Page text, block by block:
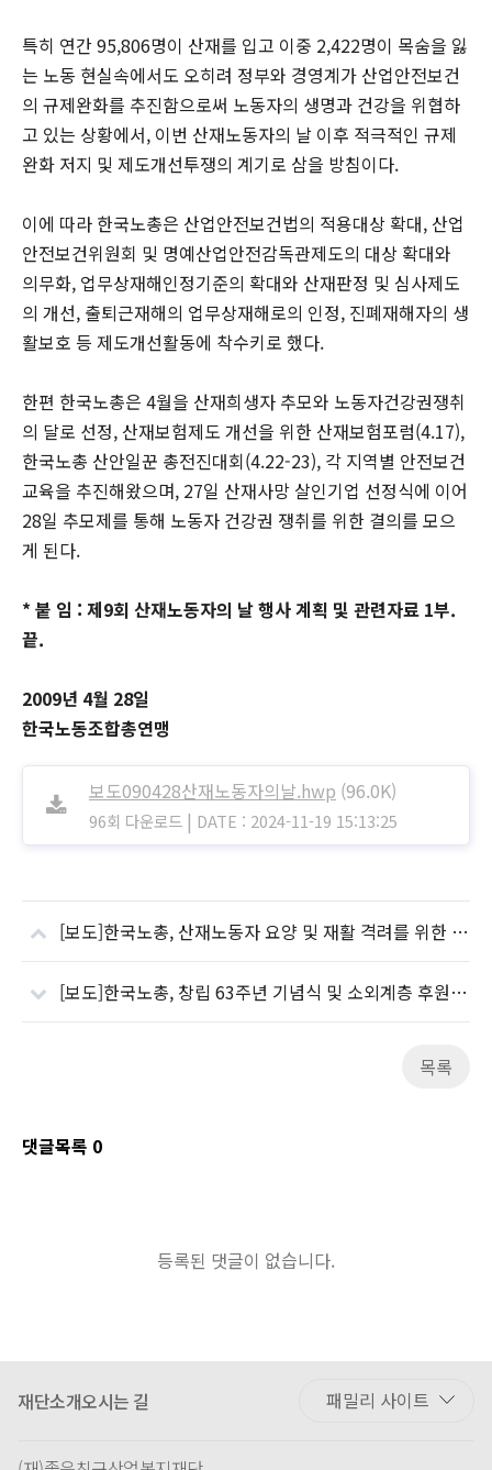
특히 연간 95,806명이 산재를 입고 이중 2,422명이 목숨을 잃
는 노동 현실속에서도 오히려 정부와 경영계가 산업안전보건
의 규제완화를 추진함으로써 노동자의 생명과 건강을 위협하
고 있는 상황에서, 이번 산재노동자의 날 이후 적극적인 규제
완화 저지 및 제도개선투쟁의 계기로 삼을 방침이다.
이에 따라 한국노총은 산업안전보건법의 적용대상 확대, 산업
안전보건위원회 및 명예산업안전감독관제도의 대상 확대와
의무화, 업무상재해인정기준의 확대와 산재판정 및 심사제도
의 개선, 출퇴근재해의 업무상재해로의 인정, 진폐재해자의 생
활보호 등 제도개선활동에 착수키로 했다.
한편 한국노총은 4월을 산재희생자 추모와 노동자건강권쟁취
의 달로 선정, 산재보험제도 개선을 위한 산재보험포럼(4.17),
한국노총 산안일꾼 총전진대회(4.22-23), 각 지역별 안전보건
교육을 추진해왔으며, 27일 산재사망 살인기업 선정식에 이어
28일 추모제를 통해 노동자 건강권 쟁취를 위한 결의를 모으
게 된다.
* 붙 임 : 제9회 산재노동자의 날 행사 계획 및 관련자료 1부.
끝.
2009년 4월 28일
한국노동조합총연맹
보도090428산재노동자의날.hwp (96.0K)
96회 다운로드 | DATE : 2024-11-19 15:13:25
[보도]한국노총, 산재노동자 요양 및 재활 격려를 위한 위문 행사 개최
[보도]한국노총, 창립 63주년 기념식 및 소외계층 후원의날 행사 개최
목록
댓글목록 0
등록된 댓글이 없습니다.
재단소개오시는 길